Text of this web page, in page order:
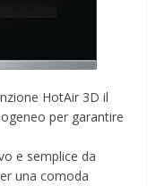
HotAir 3D il
per garantire
e semplice da
una comoda